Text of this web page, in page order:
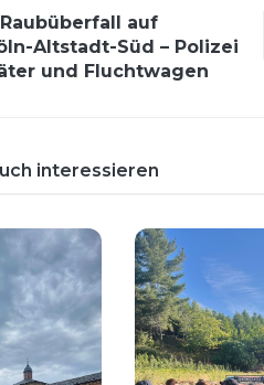
auf
Altstadt-Süd – Polizei
und Fluchtwagen
interessieren